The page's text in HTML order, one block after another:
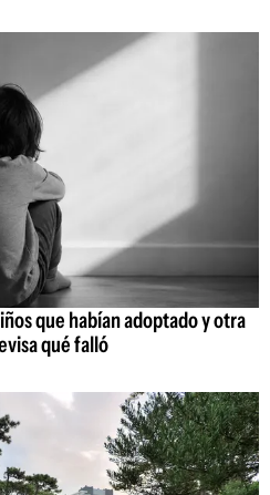
que habían adoptado y otra
qué falló